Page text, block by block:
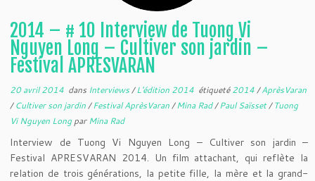
2014 – # 10 Interview de Tuong Vi
Nguyen Long – Cultiver son jardin –
Festival APRESVARAN
20 avril 2014 dans Interviews/L'édition 2014 étiqueté2014/AprèsVaran
/Cultiver son jardin/Festival AprèsVaran/Mina Rad/Paul Saïsset/Tuong
Vi Nguyen LongparMina Rad
Interview de Tuong Vi Nguyen Long – Cultiver son jardin –
Festival APRESVARAN 2014. Un film attachant, qui reflète la
relation de trois générations, la petite fille, la mère et la grand-